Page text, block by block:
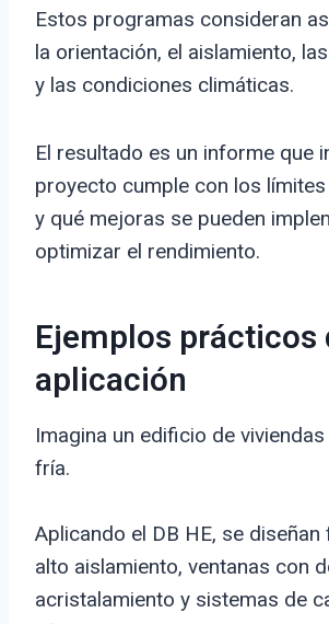
Estos programas consideran
la orientación, el aislamiento,
y las condiciones climáticas.
El resultado es un informe que
proyecto cumple con los
y qué mejoras se pueden
optimizar el rendimiento.
Ejemplos prácticos
aplicación
Imagina un edificio de
fría.
Aplicando el DB HE, se
alto aislamiento, ventanas con
acristalamiento y sistemas de